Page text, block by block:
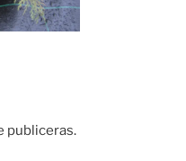
publiceras.